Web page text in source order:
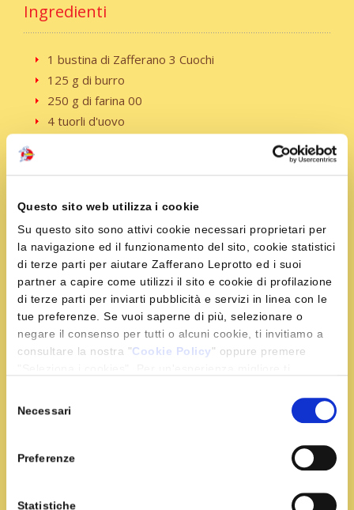
Questo sito web utilizza i cookie
Su questo sito sono attivi cookie necessari proprietari per
la navigazione ed il funzionamento del sito, cookie statistici
di terze parti per aiutare Zafferano Leprotto ed i suoi
partner a capire come utilizzi il sito e cookie di profilazione
di terze parti per inviarti pubblicità e servizi in linea con le
tue preferenze. Se vuoi saperne di più, selezionare o
negare il consenso per tutti o alcuni cookie, ti invitiamo a
consultare la nostra "Cookie Policy" oppure premere
delNecessari
Preferenze
Statistiche
Ingredienti
1 bustina di Zafferano 3 Cuochi
125 g di burro
250 g di farina 00
4 tuorli d'uovo
50 g di zucchero
q.b fagioli secchi, scorza limone, #riso soffiato,
cioccolato bianco, fragole, mirtilli
1 pizzico di sale
Preparazione
un composto sabbioso. Trasferiamo il composto sul
fontana: al centro inseriamo 2 tuorli e la scorza di